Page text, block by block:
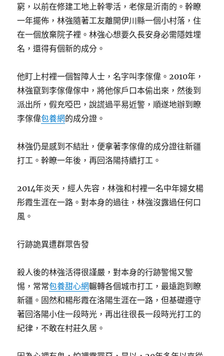
窮，以前在修建工地上幹零活，老傢是沂南的。幹瞭
一年擺佈，林強隨著工友離開伊川縣一個小村落，住
在一個放棄院子裡。林強心想要久長安身必需隱姓埋
名，還得有個新的成分。
他盯上村裡一個智障人士，名字叫李傢偉。2010年，
林強竄到李傢偉傢中，將他傢戶口本偷出來，然後到
派出所，假充啞巴，說謊過平易近警，順遂地辦到瞭
李傢偉包養網的成分證。
林強仍是感到不結壯，便拿著李傢偉的成分證往新疆
打工。幹瞭一年後，再回洛陽持續打工。
2014年炎天，經人先容，林強和村裡一名中年婦女楊
彤霞生涯在一路。對本身的過往，林強沒露過任何口
風。
行跡詭異遭群眾告發
殺人後的林強活得很謹嚴，對本身的行跡警惕又警
惕，常常包養甜心網輾轉各個城市打工，最遠跑到瞭
新疆。固然和楊彤霞在洛陽生涯在一路，但基礎遵守
著回洛陽小住一段時光，再出往很長一段時光打工的
紀律，不敢在村莊久居。